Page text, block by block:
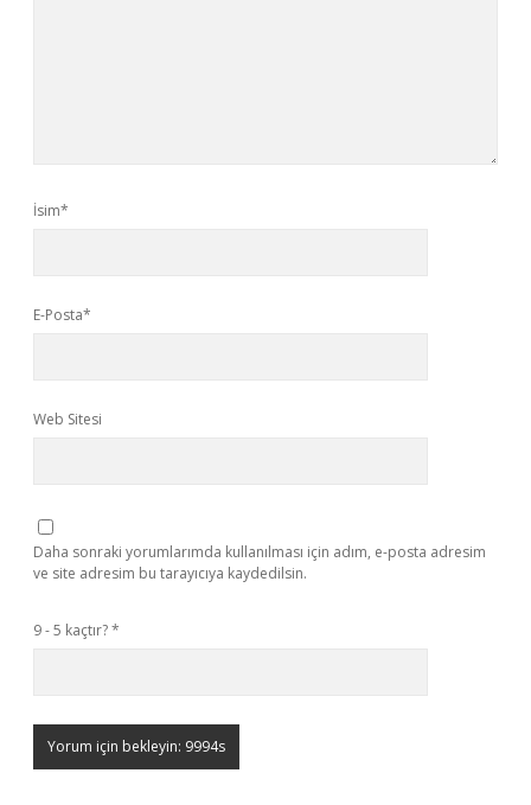
İsim*
E-Posta*
Web Sitesi
Daha sonraki yorumlarımda kullanılması için adım, e-posta adresim
ve site adresim bu tarayıcıya kaydedilsin.
9 - 5 kaçtır?*